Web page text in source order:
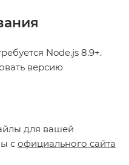
Node.js 8.9+.
версию
для вашей
с официального сайта